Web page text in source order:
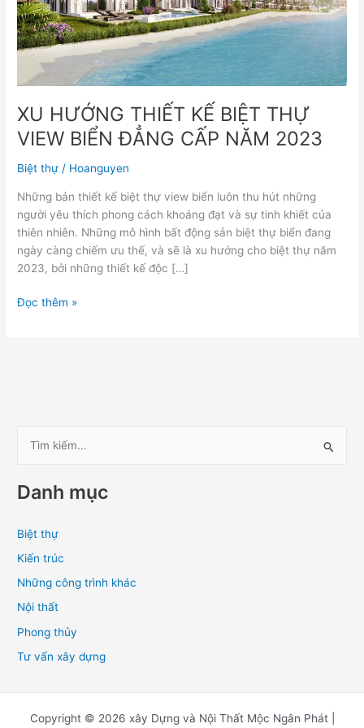
XU HƯỚNG THIẾT KẾ BIỆT THỰ
VIEW BIỂN ĐẲNG CẤP NĂM 2023
Biệt thự / Hoanguyen
Những bản thiết kế biệt thự view biển luôn thu hút những
người yêu thích phong cách khoáng đạt và sự tinh khiết của
thiên nhiên. Những mô hình bất động sản biệt thự biển đang
ngày càng chiếm ưu thế, và sẽ là xu hướng cho biệt thự năm
2023, bởi những thiết kế độc […]
VIEW
BIỂN
ĐẲNG
NĂM
2023
Đọc thêm »
m
i
ế
m
:
Danh mục
Biệt thự
Kiến trúc
Những công trình khác
Nội thất
Phong thủy
Tư vấn xây dựng
Copyright © 2026 xây Dựng và Nội Thất Mộc Ngân Phát |